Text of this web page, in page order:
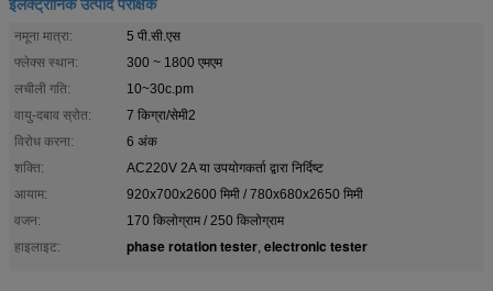
नमूना मात्रा:
5 पी.सी.एस
फ्लेक्स स्थान:
300 ~ 1800 एमएम
लचीली गति:
10~30c.pm
वायु-दबाव स्रोत:
7 किग्रा/सेमी2
विरोध करना:
6 अंक
शक्ति:
AC220V 2A या उपयोगकर्ता द्वारा निर्दिष्ट
आयाम:
920x700x2600 मिमी / 780x680x2650 मिमी
वजन:
170 किलोग्राम / 250 किलोग्राम
हाइलाइट:
phase rotation tester, electronic tester